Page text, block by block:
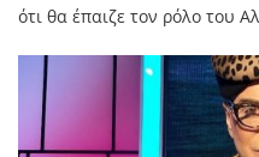
ότι θα έπαιζε τον ρόλο του